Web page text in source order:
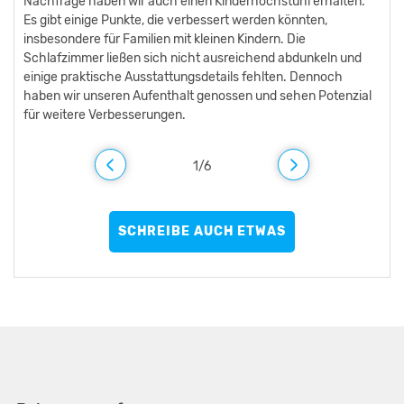
Es gibt einige Punkte, die verbessert werden könnten,
insbesondere für Familien mit kleinen Kindern. Die
Schlafzimmer ließen sich nicht ausreichend abdunkeln und
einige praktische Ausstattungsdetails fehlten. Dennoch
haben wir unseren Aufenthalt genossen und sehen Potenzial
für weitere Verbesserungen.
1/6
SCHREIBE AUCH ETWAS